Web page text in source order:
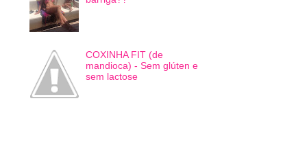
COXINHA FIT (de
mandioca) - Sem glúten e
sem lactose